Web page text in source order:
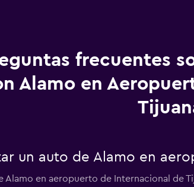
frecuentes
Alamo en
un auto de Alamo en
Alamo en aeropuerto de Internacional de